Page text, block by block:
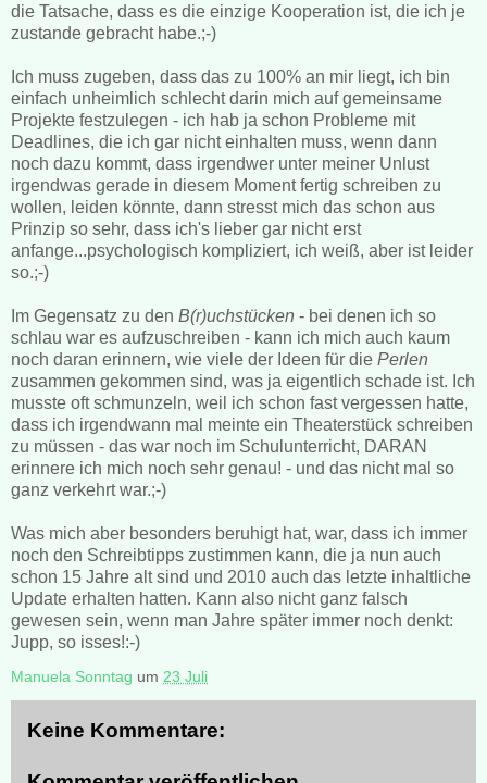
die Tatsache, dass es die einzige Kooperation ist, die ich je
zustande gebracht habe.;-)
Ich muss zugeben, dass das zu 100% an mir liegt, ich bin
einfach unheimlich schlecht darin mich auf gemeinsame
Projekte festzulegen - ich hab ja schon Probleme mit
Deadlines, die ich gar nicht einhalten muss, wenn dann
noch dazu kommt, dass irgendwer unter meiner Unlust
irgendwas gerade in diesem Moment fertig schreiben zu
wollen, leiden könnte, dann stresst mich das schon aus
Prinzip so sehr, dass ich's lieber gar nicht erst
anfange...psychologisch kompliziert, ich weiß, aber ist leider
so.;-)
Im Gegensatz zu den B(r)uchstücken - bei denen ich so
schlau war es aufzuschreiben - kann ich mich auch kaum
noch daran erinnern, wie viele der Ideen für die Perlen
zusammen gekommen sind, was ja eigentlich schade ist. Ich
musste oft schmunzeln, weil ich schon fast vergessen hatte,
dass ich irgendwann mal meinte ein Theaterstück schreiben
zu müssen - das war noch im Schulunterricht, DARAN
erinnere ich mich noch sehr genau! - und das nicht mal so
ganz verkehrt war.;-)
Was mich aber besonders beruhigt hat, war, dass ich immer
noch den Schreibtipps zustimmen kann, die ja nun auch
schon 15 Jahre alt sind und 2010 auch das letzte inhaltliche
Update erhalten hatten. Kann also nicht ganz falsch
gewesen sein, wenn man Jahre später immer noch denkt:
Jupp, so isses!:-)
Manuela Sonntag um 23 Juli
Keine Kommentare: